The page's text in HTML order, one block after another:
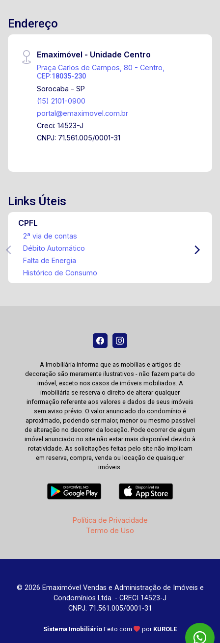
Endereço
Emaximóvel - Unidade Centro
Praça Carlos de Campos, 80 - Centro,
CEP:18035-230
Sorocaba - SP
(15) 2101-0900
portal@emaximovel.com.br
Creci: 14523-J
CNPJ: 71.561.005/0001-31
Links Úteis
CPFL
2ª via de contas
Débito Automático
Falta de Energia
Histórico de Consumo
A Imobiliária informa que as mobílias e artigos de
decoração são meramente ilustrativos - não fazem parte do
imóvel, exceto nos casos de imóveis mobiliados. A
imobiliária se reserva o direito de alterar qualquer
informação referente aos valores e dados de seus imóveis
sem aviso prévio. O valor anunciado do condomínio é
aproximado, podendo ser maior, menor ou mesmo passível
de alteração no decorrer da locação. Pode ocorrer de algum
imóvel anunciado no site não estar mais disponível devido à
rotatividade. As solicitações feitas pelo site não implicam
em reserva, compra, venda ou locação de quaisquer
imóveis.
Política de Privacidade
Termo de Uso
© 2026 Emaximóvel Vendas e Administração de Imóveis e
Condomínios Ltda. - CRECI 14523-J
CNPJ: 71.561.005/0001-31
Sistema Imobiliário Feito com por KUROLE